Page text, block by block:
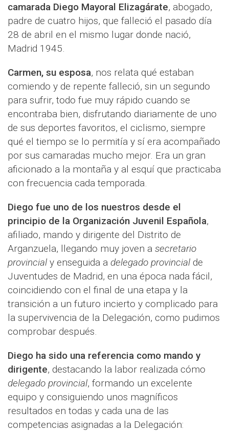
camarada Diego Mayoral Elizagárate, abogado,
padre de cuatro hijos, que falleció el pasado día
28 de abril en el mismo lugar donde nació,
Madrid 1945.
Carmen, su esposa, nos relata qué estaban
comiendo y de repente falleció, sin un segundo
para sufrir, todo fue muy rápido cuando se
encontraba bien, disfrutando diariamente de uno
de sus deportes favoritos, el ciclismo, siempre
qué el tiempo se lo permitía y sí era acompañado
por sus camaradas mucho mejor. Era un gran
aficionado a la montaña y al esquí que practicaba
con frecuencia cada temporada.
Diego fue uno de los nuestros desde el
principio de la Organización Juvenil Española,
afiliado, mando y dirigente del Distrito de
Arganzuela, llegando muy joven a secretario
provincial y enseguida a delegado provincial de
Juventudes de Madrid, en una época nada fácil,
coincidiendo con el final de una etapa y la
transición a un futuro incierto y complicado para
la supervivencia de la Delegación, como pudimos
comprobar después.
Diego ha sido una referencia como mando y
dirigente, destacando la labor realizada cómo
delegado provincial, formando un excelente
equipo y consiguiendo unos magníficos
resultados en todas y cada una de las
competencias asignadas a la Delegación: